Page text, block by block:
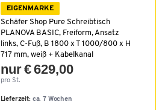
EIGENMARKE
Schäfer Shop Pure Schreibtisch
PLANOVA BASIC, Freiform, Ansatz
links, C-Fuß, B 1800 x T 1000/800 x H
717 mm, weiß + Kabelkanal
nur € 629,00
pro St.
Lieferzeit: ca. 7 Wochen